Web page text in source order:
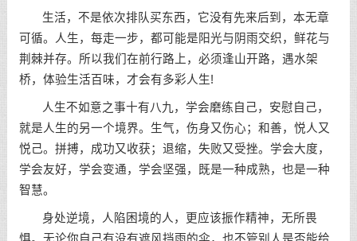
生活，不是依次排队买东西，它没有先来后到，本无章
可循。人生，每走一步，都可能是阳光与阴雨交织，鲜花与
荆棘并存。所以我们在前行路上，必须逢山开路，遇水架
桥，体验生活百味，才会有多彩人生!
人生不如意之事十有八九，学会磨练自己，安慰自己，
就是人生的另一个境界。生气，伤身又伤心；和善，悦人又
悦己。拼搏，成功又收获；退缩，失败又受挫。学会大度，
学会友好，学会变通，学会坚强，既是一种成熟，也是一种
智慧。
身处逆境，人陷困境的人，更应该振作精神，无所畏